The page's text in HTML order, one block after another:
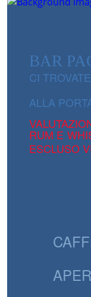
BAR
CI
ALLA
V
RUM E
ESCLUSO